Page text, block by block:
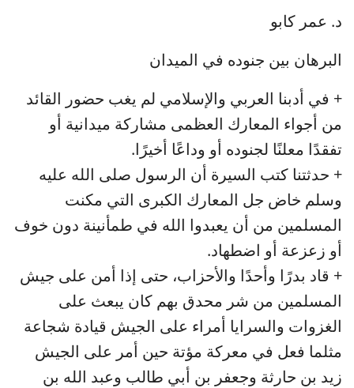
د. عمر كابو
البرهان بين جنوده في الميدان
+ في أدبنا العربي والإسلامي لم يغب حضور القائد
من أجواء المعارك العظمى مشاركة ميدانية أو
تفقدًا معلنًا لجنوده أو وداعًا أخيرًا.
+ حدثتنا كتب السيرة أن الرسول صلى الله عليه
وسلم خاض جل المعارك الكبرى التي مكنت
المسلمين من أن يعبدوا الله في طمأنينة دون خوف
أو زعزعة أو اضطهاد.
+ قاد بدرًا وأحدًا والأحزاب، حتى إذا أمن على جيش
المسلمين من شر محدق بهم كان يبعث على
الغزوات والسرايا أمراء على الجيش قيادة شجاعة
مثلما فعل في معركة مؤتة حين أمر على الجيش
زيد بن حارثة وجعفر بن أبي طالب وعبد الله بن